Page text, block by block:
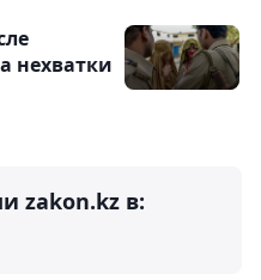
нехватки
zakon.kz в: